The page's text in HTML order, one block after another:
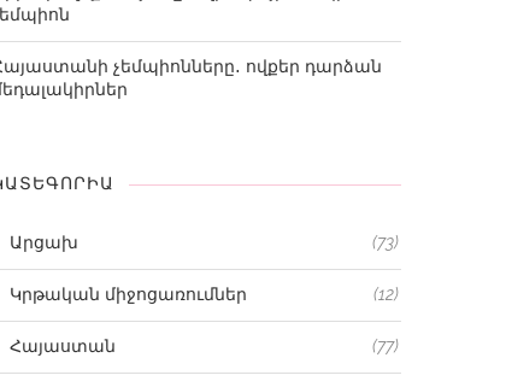
չեմպիոնները․ ովքեր դարձան
Արցախ (73)
Կրթական միջոցառումներ (12)
Հայաստան (77)